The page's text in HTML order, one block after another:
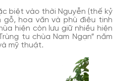
biệt vào thời Nguyễn (thế kỷ
gỗ, hoa văn và phù điêu tinh
hiện còn lưu giữ nhiều hiện
tu chùa Nam Ngạn” năm
mỹ thuật.